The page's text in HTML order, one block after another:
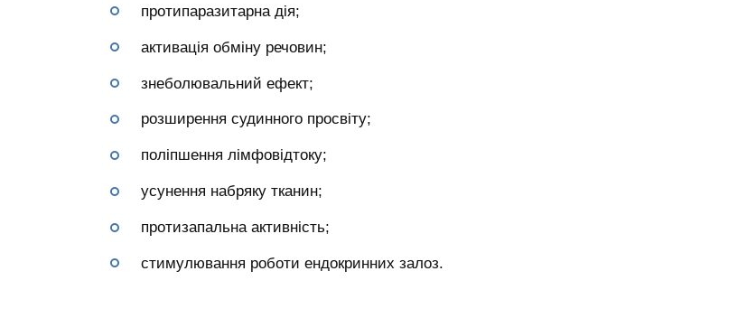
протипаразитарна дія;
активація обміну речовин;
знеболювальний ефект;
розширення судинного просвіту;
поліпшення лімфовідтоку;
усунення набряку тканин;
протизапальна активність;
стимулювання роботи ендокринних залоз.